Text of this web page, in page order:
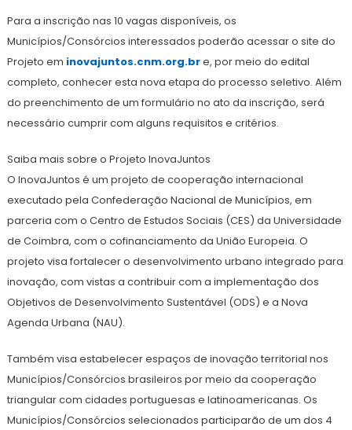
Para a inscrição nas 10 vagas disponíveis, os
Municípios/Consórcios interessados poderão acessar o site do
Projeto em inovajuntos.cnm.org.bre, por meio do edital
completo, conhecer esta nova etapa do processo seletivo. Além
do preenchimento de um formulário no ato da inscrição, será
necessário cumprir com alguns requisitos e critérios.
Saiba mais sobre o Projeto InovaJuntos
O InovaJuntos é um projeto de cooperação internacional
executado pela Confederação Nacional de Municípios, em
parceria com o Centro de Estudos Sociais (CES) da Universidade
de Coimbra, com o cofinanciamento da União Europeia. O
projeto visa fortalecer o desenvolvimento urbano integrado para
inovação, com vistas a contribuir com a implementação dos
Objetivos de Desenvolvimento Sustentável (ODS) e a Nova
Agenda Urbana (NAU).
Também visa estabelecer espaços de inovação territorial nos
Municípios/Consórcios brasileiros por meio da cooperação
triangular com cidades portuguesas e latinoamericanas. Os
Municípios/Consórcios selecionados participarão de um dos 4